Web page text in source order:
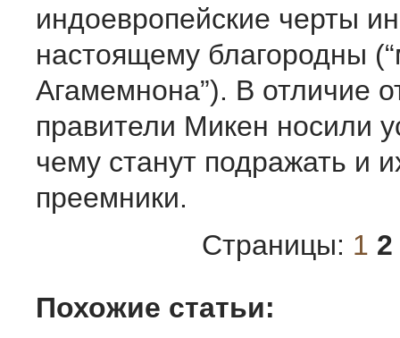
индоевропейские черты
настоящему благородны
Агамемнона”). В отличие
правители Микен носили
чему станут подражать и
преемники.
Страницы: 1 2
Похожие статьи: